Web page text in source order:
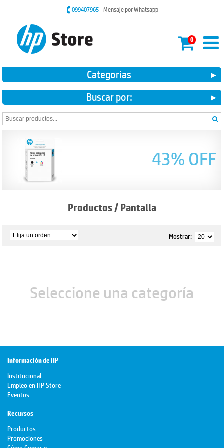
099407965- Mensaje por Whatsapp
0
Categorías
Buscar por:
43% OFF
Productos/Pantalla
Mostrar:
Seleccione una categoría
Información de HP
Institucional
Empleo en HP Store
Eventos
Recursos
Productos
Promociones